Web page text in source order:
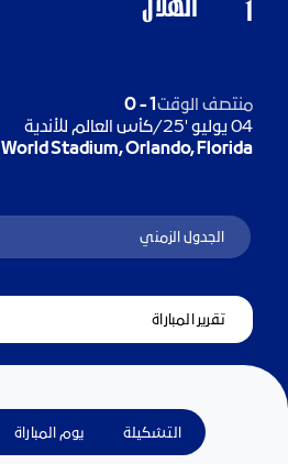
1
منتصف الوقت1
-
0
04 يوليو '25
/كأس العالم للأندية
Stadium, Orlando, Florida
الجدول الزمني
تقرير المباراة
التشكيلة يوم المباراة